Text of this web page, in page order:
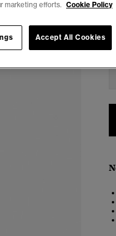
marketing efforts. Cookie Policy
Accept All Cookies